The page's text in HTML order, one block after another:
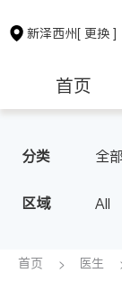
新泽西州[ 更换 ]
首页
保险理财
银行贷款
分类 全部
眼科
神经
区域 All
首页 医生